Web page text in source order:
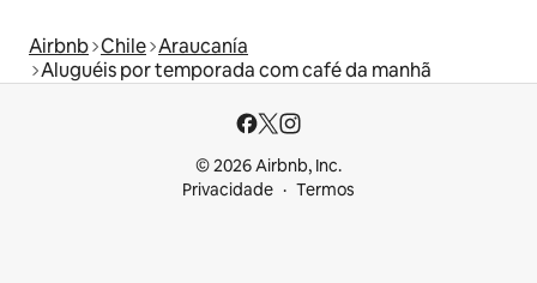
Airbnb Chile Araucanía
Aluguéis por temporada com café da manhã
© 2026 Airbnb, Inc.
Privacidade
Termos